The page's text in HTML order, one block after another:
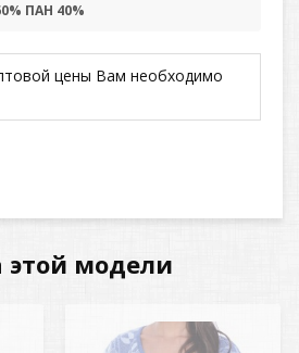
ПАН 40%
цены Вам необходимо
этой модели